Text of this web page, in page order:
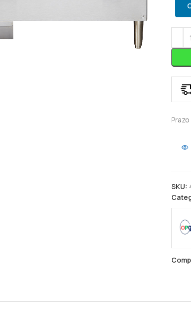
SKU: